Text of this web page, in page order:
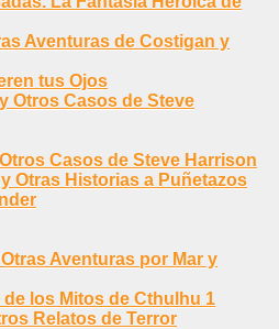
Aventuras de Costigan y
tus Ojos
Otros Casos de Steve
Casos de Steve Harrison
Otras Historias a Puñetazos
Aventuras por Mar y
los Mitos de Cthulhu 1
Relatos de Terror